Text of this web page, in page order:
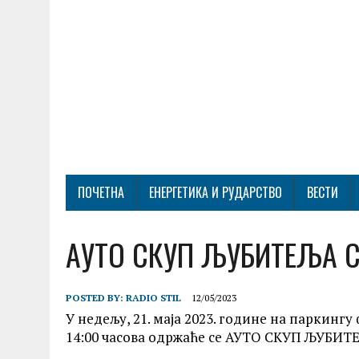
ПОЧЕТНА ЕНЕРГЕТИКА И РУДАРСТВО ВЕСТИ
АУТО СКУП ЉУБИТЕЉА
POSTED BY: RADIO STIL 12/05/2023
У недељу, 21. маја 2023. године на
14:00 часова одржаће се АУТО СКУП